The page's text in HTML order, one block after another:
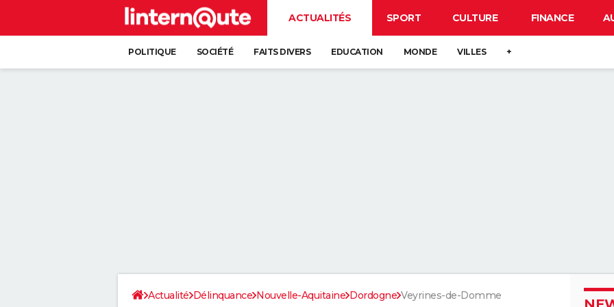
ACTUALITÉS SPORT CULTURE FINANCE
POLITIQUE SOCIÉTÉ FAITS DIVERS EDUCATION MONDE VILLES +
Actualité Délinquance Nouvelle-Aquitaine Dordogne Veyrines-de-Domme